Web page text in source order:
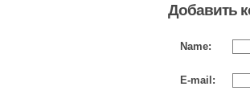
Добавить
Name:
E-mail: